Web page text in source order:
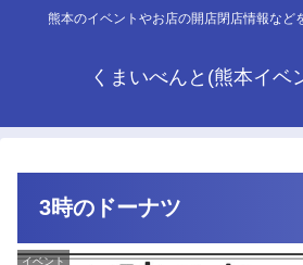
熊本のイベントやお店の開店閉店情報など
くまいべんと(熊本イベ
3時のドーナツ
イベント